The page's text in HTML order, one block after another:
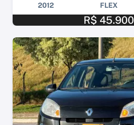
2012 FLEX
R$ 45.900